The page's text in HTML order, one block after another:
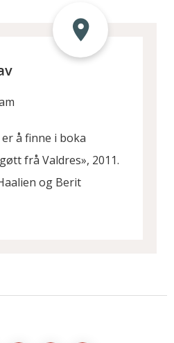
å finne i boka
frå Valdres», 2011.
og Berit